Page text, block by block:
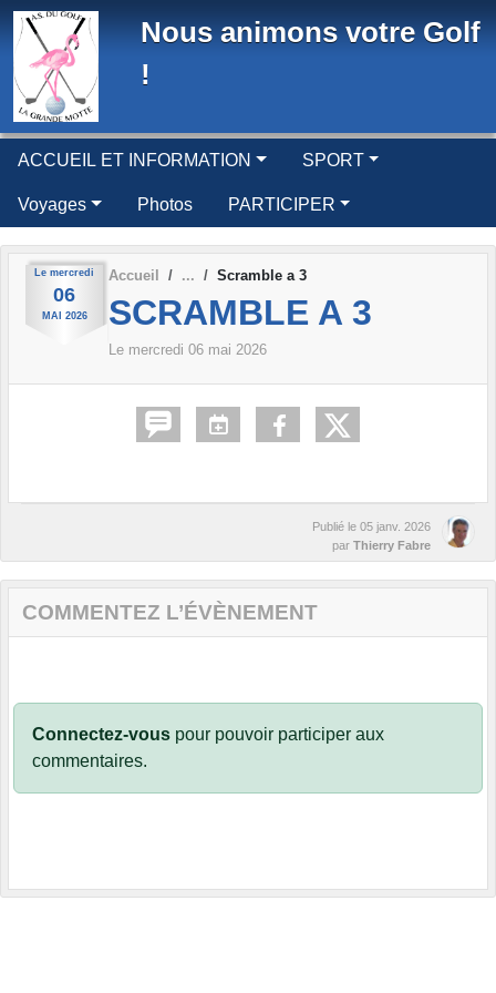
Nous animons votre Golf
!
ACCUEIL ET INFORMATION SPORT
Voyages Photos PARTICIPER
Le mercredi
06
MAI 2026
Accueil Scramble a 3
SCRAMBLE A 3
Le mercredi 06 mai 2026
Publié le 05 janv. 2026
par Thierry Fabre
COMMENTEZ L’ÉVÈNEMENT
Connectez-vous pour pouvoir participer aux
commentaires.
Panneau de gestion des cookies